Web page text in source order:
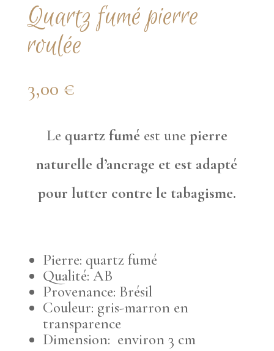
Quartz fumé pierre
roulée
3,00 €
Le quartz fumé est unepierre
naturelle d’ancrage et est adapté
pour lutter contre le tabagisme.
Pierre: quartz fumé
Qualité: AB
Provenance: Brésil
Couleur: gris-marron en
transparence
Dimension: environ 3 cm